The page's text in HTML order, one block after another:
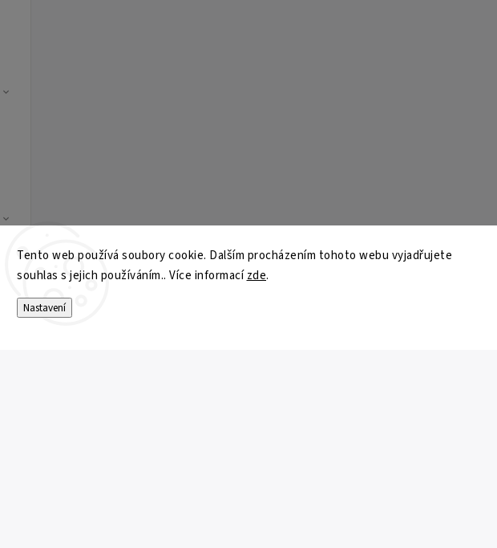
Tento web používá soubory cookie. Dalším procházením tohoto webu vyjadřujete
souhlas s jejich používáním.. Více informacízde.
Nastavení